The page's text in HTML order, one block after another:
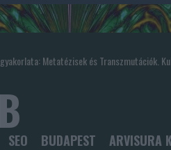
Metatézisek és Transzmutációk.
SEO BUDAPEST ARVISURA